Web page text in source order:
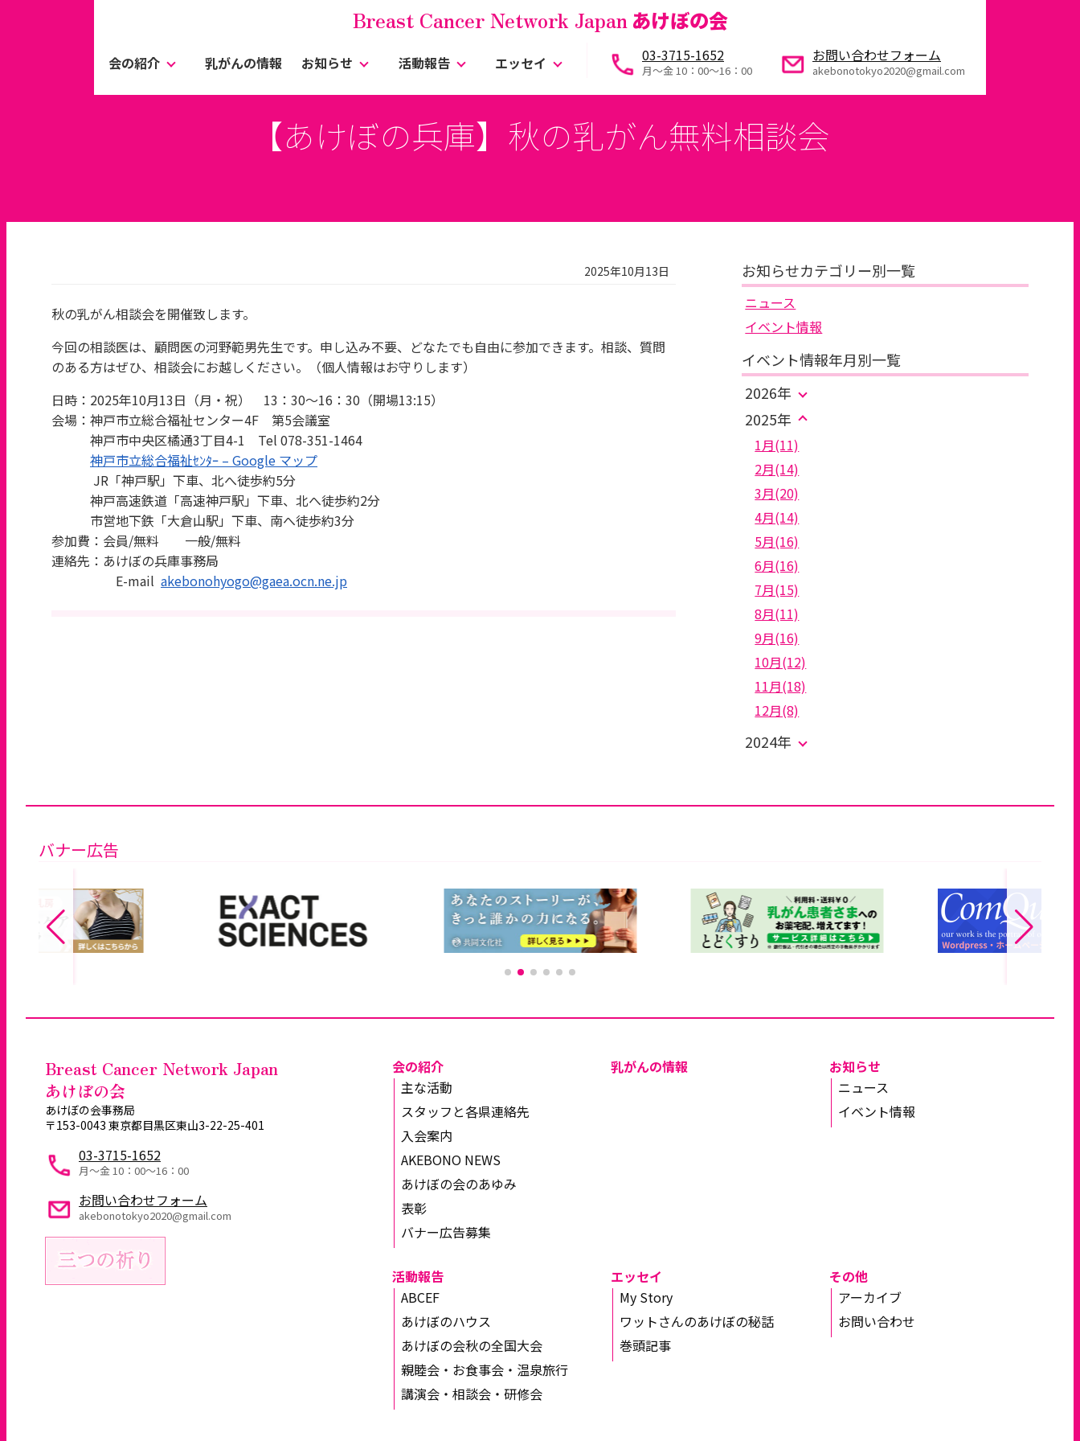
Breast Cancer Network Japan あけぼの会
会の紹介 乳がんの情報 お知らせ 活動報告 エッセイ 03-3715-1652
月～金 10：00〜16：00
お問い合わせフォーム
akebonotokyo2020@gmail.com
【あけぼの兵庫】秋の乳がん無料相談会
2025年10月13日
秋の乳がん相談会を開催致します。
今回の相談医は、顧問医の河野範男先生です。申し込み不要、どなたでも自由に参加できます。相談、質問
のある方はぜひ、相談会にお越しください。（個人情報はお守りします）
日時：2025年10月13日（月・祝） 13：30～16：30（開場13:15）
会場：神戸市立総合福祉センター4F 第5会議室
神戸市中央区橘通3丁目4-1 Tel 078-351-1464
神戸市立総合福祉ｾﾝﾀｰ – Google マップ
JR「神戸駅」下車、北へ徒歩約5分
神戸高速鉄道「高速神戸駅」下車、北へ徒歩約2分
市営地下鉄「大倉山駅」下車、南へ徒歩約3分
参加費：会員/無料 一般/無料
連絡先：あけぼの兵庫事務局
E-mail akebonohyogo@gaea.ocn.ne.jp
お知らせカテゴリー別一覧
ニュース
イベント情報
イベント情報年月別一覧
2026年
2025年
1月(11)
2月(14)
3月(20)
4月(14)
5月(16)
6月(16)
7月(15)
8月(11)
9月(16)
10月(12)
11月(18)
12月(8)
2024年
バナー広告
Breast Cancer Network Japan
あけぼの会
あけぼの会事務局
〒153-0043 東京都目黒区東山3-22-25-401
03-3715-1652
月～金 10：00〜16：00
お問い合わせフォーム
akebonotokyo2020@gmail.com
会の紹介
主な活動
スタッフと各県連絡先
入会案内
AKEBONO NEWS
あけぼの会のあゆみ
表彰
バナー広告募集
乳がんの情報
お知らせ
ニュース
イベント情報
活動報告
ABCEF
あけぼのハウス
あけぼの会秋の全国大会
親睦会・お食事会・温泉旅行
講演会・相談会・研修会
エッセイ
My Story
ワットさんのあけぼの秘話
巻頭記事
その他
アーカイブ
お問い合わせ